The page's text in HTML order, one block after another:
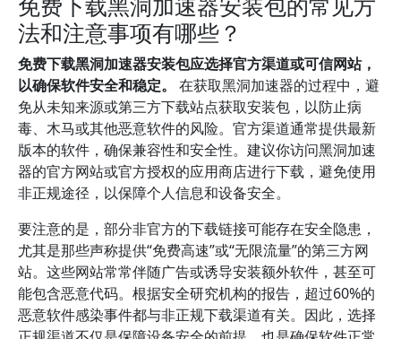
法和注意事项有哪些？
免费下载黑洞加速器安装包应选择官方渠道或可信网站，
以确保软件安全和稳定。
在获取黑洞加速器的过程中，避
免从未知来源或第三方下载站点获取安装包，以防止病
毒、木马或其他恶意软件的风险。官方渠道通常提供最新
版本的软件，确保兼容性和安全性。建议你访问黑洞加速
器的官方网站或官方授权的应用商店进行下载，避免使用
非正规途径，以保障个人信息和设备安全。
要注意的是，部分非官方的下载链接可能存在安全隐患，
尤其是那些声称提供“免费高速”或“无限流量”的第三方网
站。这些网站常常伴随广告或诱导安装额外软件，甚至可
能包含恶意代码。根据安全研究机构的报告，超过60%的
恶意软件感染事件都与非正规下载渠道有关。因此，选择